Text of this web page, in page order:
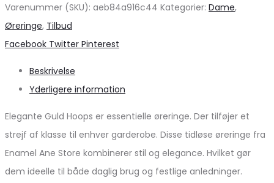
Varenummer (SKU): aeb84a916c44 Kategorier: Dame,
Øreringe, Tilbud
Share
Facebook Twitter Pinterest
Beskrivelse
Yderligere information
Elegante Guld Hoops er essentielle øreringe. Der tilføjer et
strejf af klasse til enhver garderobe. Disse tidløse øreringe fra
Enamel Ane Store kombinerer stil og elegance. Hvilket gør
dem ideelle til både daglig brug og festlige anledninger.